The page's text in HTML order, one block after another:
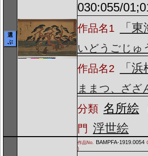
選
ぶ
030:055/
作品名1
「
いどうごじゅ
作品名2
「
ままつ、ざざ
分類 名所絵
門 浮世絵
作品No. BAMPFA-1919.0054
)